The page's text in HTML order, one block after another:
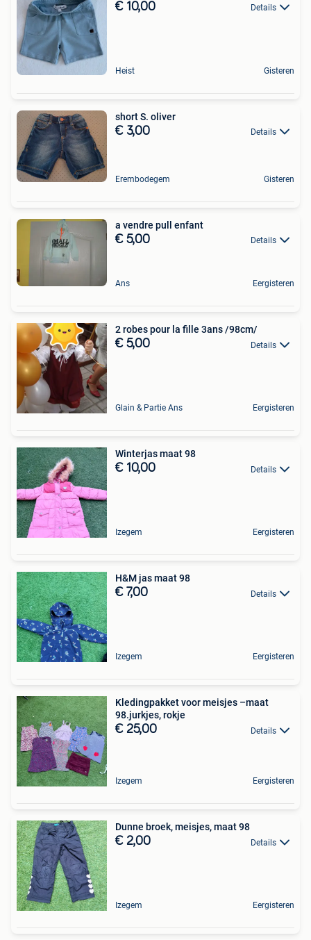
€ 10,00 Details
Heist Gisteren
short S. oliver
€ 3,00 Details
Erembodegem Gisteren
a vendre pull enfant
€ 5,00 Details
Ans Eergisteren
2 robes pour la fille 3ans /98cm/
€ 5,00 Details
Glain & Partie Ans Eergisteren
Winterjas maat 98
€ 10,00 Details
Izegem Eergisteren
H&M jas maat 98
€ 7,00 Details
Izegem Eergisteren
Kledingpakket voor meisjes –maat
98.jurkjes, rokje
€ 25,00 Details
Izegem Eergisteren
Dunne broek, meisjes, maat 98
€ 2,00 Details
Izegem Eergisteren